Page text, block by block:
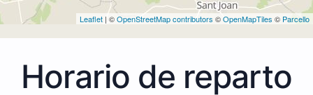
Leaflet | ©OpenStreetMap contributors ©OpenMapTiles © Parcello
Horario de reparto